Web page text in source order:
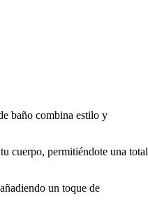
baño combina estilo y
cuerpo, permitiéndote una total
un toque de